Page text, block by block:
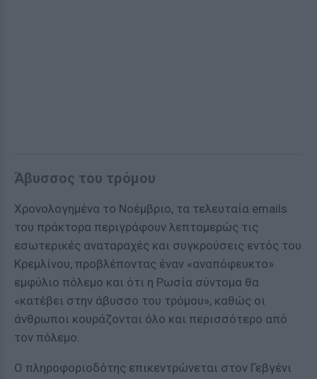
Άβυσσος του τρόμου
Χρονολογημένα το Νοέμβριο, τα τελευταία emails
του πράκτορα περιγράφουν λεπτομερώς τις
εσωτερικές αναταραχές και συγκρούσεις εντός του
Κρεμλίνου, προβλέποντας έναν «αναπόφευκτο»
εμφύλιο πόλεμο και ότι η Ρωσία σύντομα θα
«κατέβει στην άβυσσο του τρόμου», καθώς οι
άνθρωποι κουράζονται όλο και περισσότερο από
τον πόλεμο.
Ο πληροφοριοδότης επικεντρώνεται στον Γεβγένι